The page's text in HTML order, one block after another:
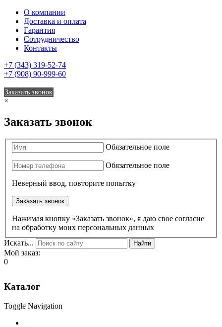
О компании
Доставка и оплата
Гарантия
Сотрудничество
Контакты
+7 (343) 319-52-74
+7 (908) 90-999-60
Заказать звонок
×
Заказать звонок
Обязательное поле
Обязательное поле
Неверный ввод, повторите попытку
Заказать звонок
Нажимая кнопку «Заказать звонок», я даю свое согласие
на обработку моих персональных данных
Искать...
Найти
Мой заказ:
0
Каталог
Toggle Navigation